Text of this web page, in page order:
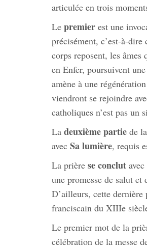
articulée en trois
Le premier est une
précisément, c’est-à-
corps reposent, les
en Enfer, poursuivent
amène à une
viendront se rejoindre
catholiques n’est pas
La deuxième partie de
avec Sa lumière, requis
La prière se conclut
une promesse de salut
D’ailleurs, cette
franciscain du XIIIe
Le premier mot de la
célébration de la messe